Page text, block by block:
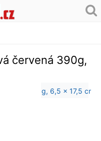
červená 390g,